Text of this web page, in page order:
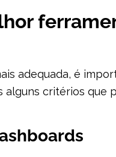
adequada, é
alguns critérios que